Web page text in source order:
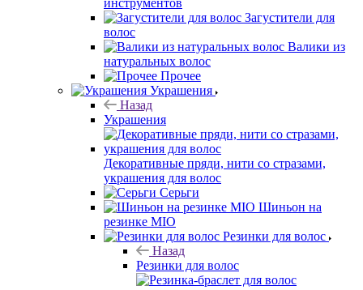
инструментов
Загустители для
волос
Валики из
натуральных волос
Прочее
Украшения
Назад
Украшения
Декоративные пряди, нити со стразами,
украшения для волос
Серьги
Шиньон на
резинке MIO
Резинки для волос
Назад
Резинки для волос